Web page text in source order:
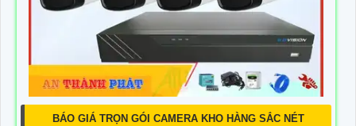
BÁO GIÁ TRỌN GÓI CAMERA KHO HÀNG SẮC NÉT